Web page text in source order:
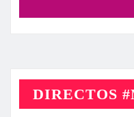
DIRECTOS